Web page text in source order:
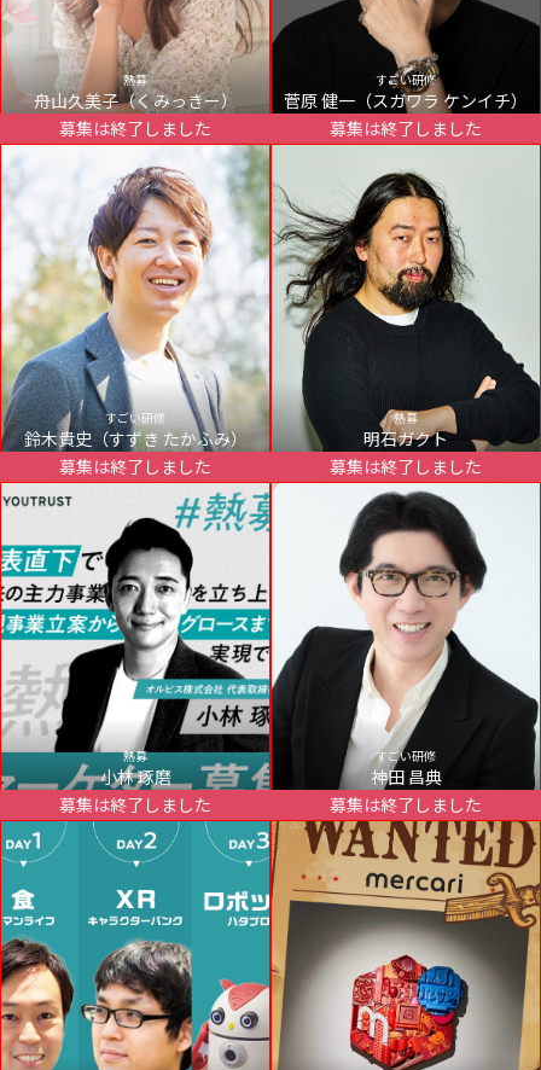
熱募
舟山久美子（くみっきー）
募集は終了しました
すごい研修
菅原 健一（スガワラ ケンイチ）
募集は終了しました
すごい研修
鈴木貴史（すずき たかふみ）
募集は終了しました
熱募
明石ガクト
募集は終了しました
熱募
小林 琢磨
募集は終了しました
すごい研修
神田 昌典
募集は終了しました